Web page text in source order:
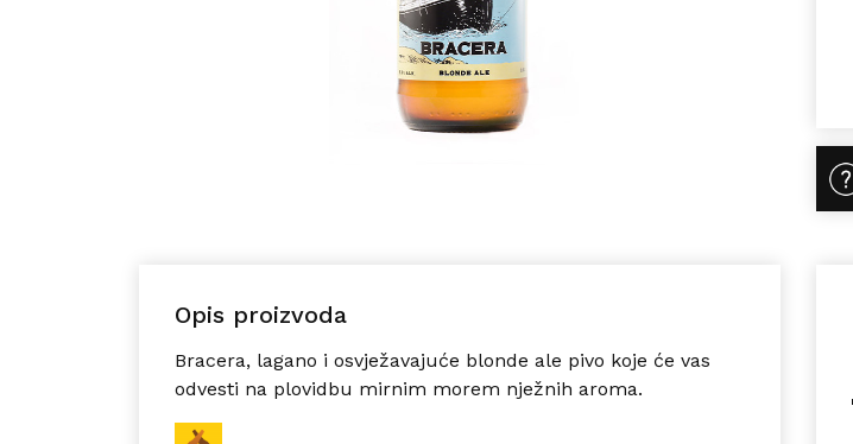
Opis proizvoda
Bracera, lagano i osvježavajuće blonde ale pivo koje će vas
odvesti na plovidbu mirnim morem nježnih aroma.